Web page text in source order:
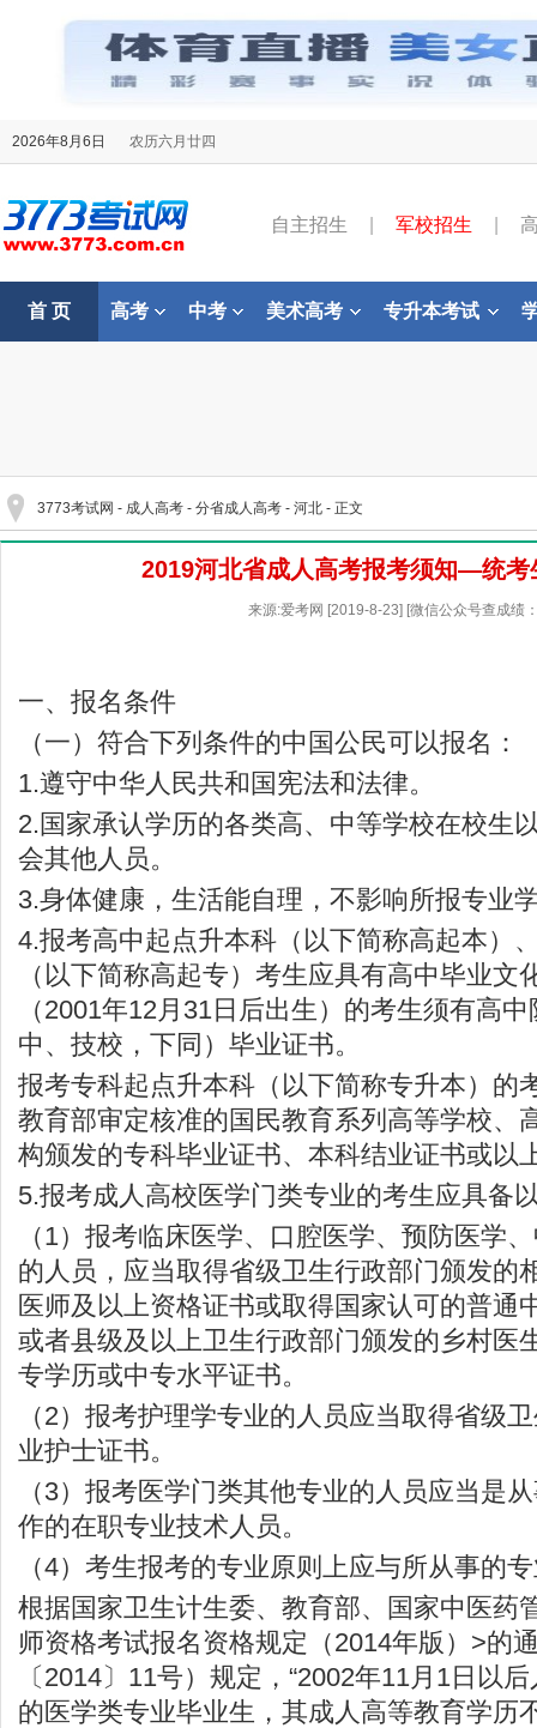
2026年8月6日 农历六月廿四
自主招生 军校招生
首 页 高考 中考 美术高考 专升本考试
3773考试网 - 成人高考 - 分省成人高考 - 河北 - 正文
2019河北省成人高考报考须知—统考
来源:爱考网 [2019-8-23] [微信公众号查成绩
一、报名条件
（一）符合下列条件的中国公民可以报名：
1.遵守中华人民共和国宪法和法律。
2.国家承认学历的各类高、中等学校在校生
会其他人员。
3.身体健康，生活能自理，不影响所报专业
4.报考高中起点升本科（以下简称高起本）
（以下简称高起专）考生应具有高中毕业文
（2001年12月31日后出生）的考生须有高
中、技校，下同）毕业证书。
报考专科起点升本科（以下简称专升本）的
教育部审定核准的国民教育系列高等学校、
构颁发的专科毕业证书、本科结业证书或以
5.报考成人高校医学门类专业的考生应具备
（1）报考临床医学、口腔医学、预防医学
的人员，应当取得省级卫生行政部门颁发的
医师及以上资格证书或取得国家认可的普通
或者县级及以上卫生行政部门颁发的乡村医
专学历或中专水平证书。
（2）报考护理学专业的人员应当取得省级
业护士证书。
（3）报考医学门类其他专业的人员应当是
作的在职专业技术人员。
（4）考生报考的专业原则上应与所从事的
根据国家卫生计生委、教育部、国家中医药
师资格考试报名资格规定（2014年版）>的
〔2014〕11号）规定，“2002年11月1日以
的医学类专业毕业生，其成人高等教育学历